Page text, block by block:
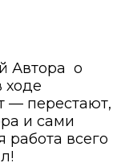
Автора о
ходе
— перестают,
и сами
работа всего